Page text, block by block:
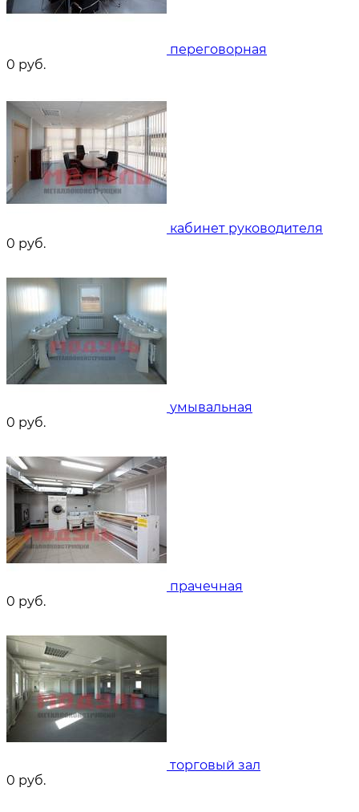
переговорная
0 руб.
кабинет руководителя
0 руб.
умывальная
0 руб.
прачечная
0 руб.
торговый зал
0 руб.